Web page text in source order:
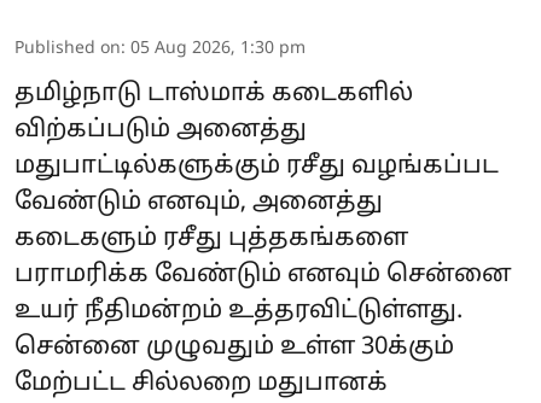
Published on: 05 Aug 2026, 1:30 pm
தமிழ்நாடு டாஸ்மாக் கடைகளில்
விற்கப்படும் அனைத்து
மதுபாட்டில்களுக்கும் ரசீது வழங்கப்பட
வேண்டும் எனவும், அனைத்து
கடைகளும் ரசீது புத்தகங்களை
பராமரிக்க வேண்டும் எனவும் சென்னை
உயர் நீதிமன்றம் உத்தரவிட்டுள்ளது.
சென்னை முழுவதும் உள்ள 30க்கும்
மேற்பட்ட சில்லறை மதுபானக்